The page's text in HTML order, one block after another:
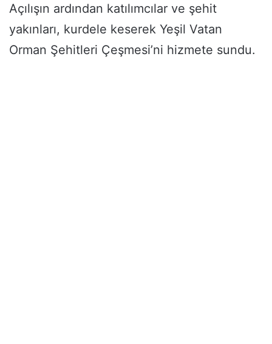
Açılışın ardından katılımcılar ve şehit
yakınları, kurdele keserek Yeşil Vatan
Orman Şehitleri Çeşmesi’ni hizmete sundu.